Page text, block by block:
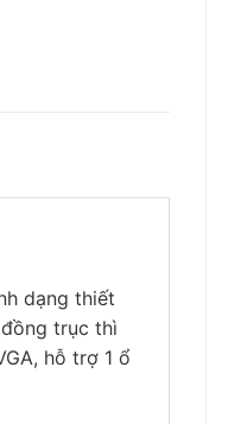
dạng thiết
trục thì
hỗ trợ 1 ổ